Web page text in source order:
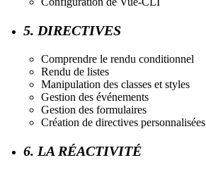
5. DIRECTIVES
Comprendre le rendu conditionnel
Rendu de listes
Manipulation des classes et styles
Gestion des événements
Gestion des formulaires
Création de directives personnalisées
6. LA RÉACTIVITÉ